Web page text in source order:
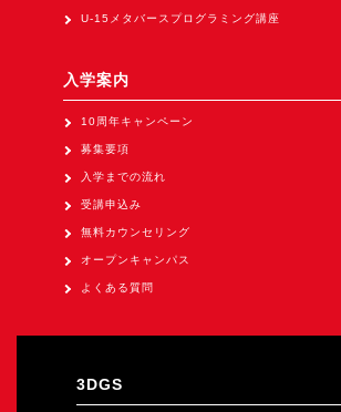
Unity研修
HoloLens 2 アプリ開発研修
《研究会》
《展示会》
TOKYO DIGICONX2026
（1/8～10東京ビッグサイト）に出展。
（5/27～28 秋葉原UDX）に出展。
U-15メタバースプログラミング講座
入学案内
10周年キャンペーン
募集要項
入学までの流れ
受講申込み
無料カウンセリング
オープンキャンパス
よくある質問
3DGS